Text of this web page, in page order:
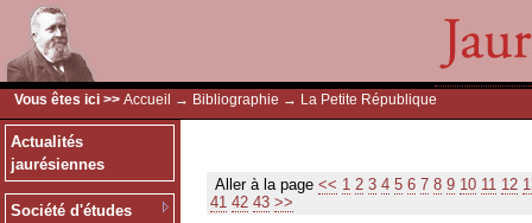
Vous êtes ici >> Accueil → Bibliographie → La Petite République
Actualités
jaurésiennes
Société d'études
Aller à la page << 1 2 3 4 5 6 7 8 9 10 11 12
41 42 43 >>